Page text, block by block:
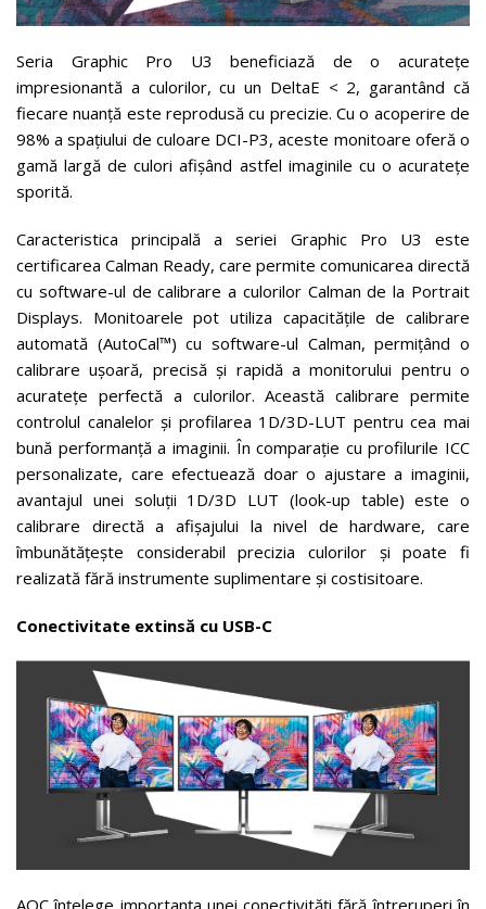
Seria Graphic Pro U3 beneficiază de o acuratețe
impresionantă a culorilor, cu un DeltaE < 2, garantând că
fiecare nuanță este reprodusă cu precizie. Cu o acoperire de
98% a spațiului de culoare DCI-P3, aceste monitoare oferă o
gamă largă de culori afișând astfel imaginile cu o acuratețe
sporită.
Caracteristica principală a seriei Graphic Pro U3 este
certificarea Calman Ready, care permite comunicarea directă
cu software-ul de calibrare a culorilor Calman de la Portrait
Displays. Monitoarele pot utiliza capacitățile de calibrare
automată (AutoCal™) cu software-ul Calman, permițând o
calibrare ușoară, precisă și rapidă a monitorului pentru o
acuratețe perfectă a culorilor. Această calibrare permite
controlul canalelor și profilarea 1D/3D-LUT pentru cea mai
bună performanță a imaginii. În comparație cu profilurile ICC
personalizate, care efectuează doar o ajustare a imaginii,
avantajul unei soluții 1D/3D LUT (look-up table) este o
calibrare directă a afișajului la nivel de hardware, care
îmbunătățește considerabil precizia culorilor și poate fi
realizată fără instrumente suplimentare și costisitoare.
Conectivitate extinsă cu USB-C